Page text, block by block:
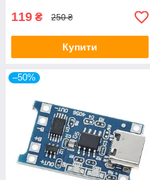
119 ₴ 250 ₴
Купити
–50%